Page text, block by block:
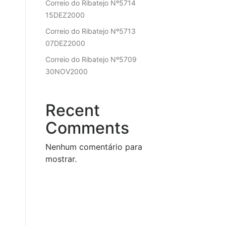
Correio do Ribatejo Nº5714
15DEZ2000
Correio do Ribatejo Nº5713
07DEZ2000
Correio do Ribatejo Nº5709
30NOV2000
Recent
Comments
Nenhum comentário para
mostrar.